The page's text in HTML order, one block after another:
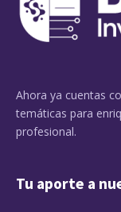
Ahora ya cuentas
temáticas para
profesional.
Tu aporte a